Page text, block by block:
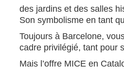
des jardins et des salles
Son symbolisme en tant
Toujours à Barcelone,
cadre privilégié, tant pour
Mais l’offre MICE en